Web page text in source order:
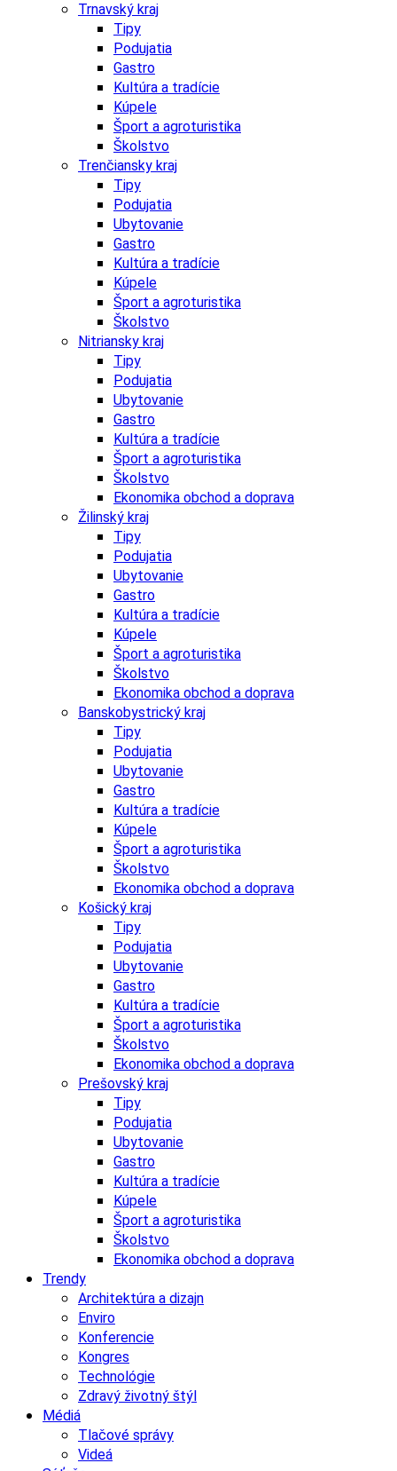
Trnavský kraj
Tipy
Podujatia
Gastro
Kultúra a tradície
Kúpele
Šport a agroturistika
Školstvo
Trenčiansky kraj
Tipy
Podujatia
Ubytovanie
Gastro
Kultúra a tradície
Kúpele
Šport a agroturistika
Školstvo
Nitriansky kraj
Tipy
Podujatia
Ubytovanie
Gastro
Kultúra a tradície
Šport a agroturistika
Školstvo
Ekonomika obchod a doprava
Žilinský kraj
Tipy
Podujatia
Ubytovanie
Gastro
Kultúra a tradície
Kúpele
Šport a agroturistika
Školstvo
Ekonomika obchod a doprava
Banskobystrický kraj
Tipy
Podujatia
Ubytovanie
Gastro
Kultúra a tradície
Kúpele
Šport a agroturistika
Školstvo
Ekonomika obchod a doprava
Košický kraj
Tipy
Podujatia
Ubytovanie
Gastro
Kultúra a tradície
Šport a agroturistika
Školstvo
Ekonomika obchod a doprava
Prešovský kraj
Tipy
Podujatia
Ubytovanie
Gastro
Kultúra a tradície
Kúpele
Šport a agroturistika
Školstvo
Ekonomika obchod a doprava
Trendy
Architektúra a dizajn
Enviro
Konferencie
Kongres
Technológie
Zdravý životný štýl
Médiá
Tlačové správy
Videá